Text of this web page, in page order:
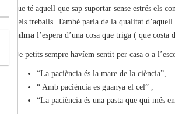
que té aquell que sap suportar sense estrés els
i els treballs. També parla de la qualitat
calma l’espera d’una cosa que triga ( que costa
De petits sempre havíem sentit per casa o a
“La paciència és la mare de la ciència”,
“ Amb paciència es guanya el cel” ,
“La paciència és una pasta que qui més en